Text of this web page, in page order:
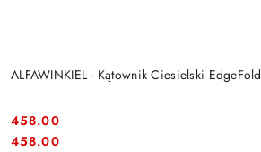
ALFAWINKIEL - Kątownik Ciesielski EdgeFold
Cena:
458.00
Cena:
458.00